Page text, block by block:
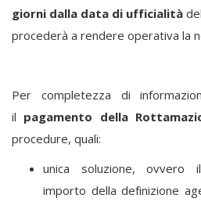
giorni dalla data di ufficialità
procederà a rendere operativa la
Per completezza di
il pagamento della
procedure, quali:
unica soluzione, ovvero
importo della definizione